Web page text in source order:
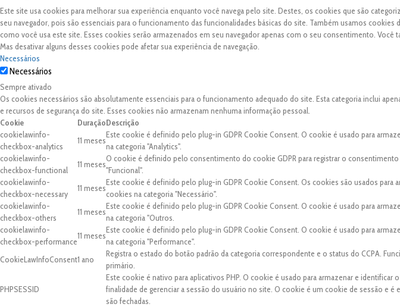
Este site usa cookies para melhorar sua experiência enquanto você navega pelo site. Destes, os cookies que são
seu navegador, pois são essenciais para o funcionamento das funcionalidades básicas do site. Também usamos cookies
como você usa este site. Esses cookies serão armazenados em seu navegador apenas com o seu consentimento. Você
Mas desativar alguns desses cookies pode afetar sua experiência de navegação.
Necessários
Necessários
Sempre ativado
Os cookies necessários são absolutamente essenciais para o funcionamento adequado do site. Esta categoria inclui
e recursos de segurança do site. Esses cookies não armazenam nenhuma informação pessoal.
Cookie
DuraçãoDescrição
cookielawinfo-
checkbox-analytics
11 meses
Este cookie é definido pelo plug-in GDPR Cookie Consent. O cookie é usado para
na categoria "Analytics".
cookielawinfo-
checkbox-functional
11 meses
O cookie é definido pelo consentimento do cookie GDPR para registrar o
"Funcional".
cookielawinfo-
checkbox-necessary
11 meses
Este cookie é definido pelo plug-in GDPR Cookie Consent. Os cookies são usados para
cookies na categoria "Necessário".
cookielawinfo-
checkbox-others
11 meses
Este cookie é definido pelo plug-in GDPR Cookie Consent. O cookie é usado para
na categoria "Outros.
cookielawinfo-
checkbox-performance
11 meses
Este cookie é definido pelo plug-in GDPR Cookie Consent. O cookie é usado para
na categoria "Performance".
CookieLawInfoConsent1 ano
Registra o estado do botão padrão da categoria correspondente e o status do CCPA.
primário.
PHPSESSID
Este cookie é nativo para aplicativos PHP. O cookie é usado para armazenar e identificar
finalidade de gerenciar a sessão do usuário no site. O cookie é um cookie de sessão e é
são fechadas.